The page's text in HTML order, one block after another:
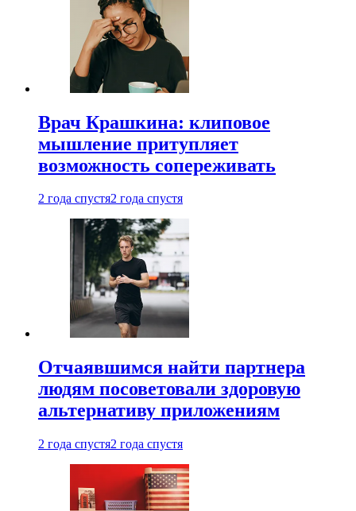
Врач Крашкина: клиповое
мышление притупляет
возможность сопереживать
2 года спустя2 года спустя
Отчаявшимся найти партнера
людям посоветовали здоровую
альтернативу приложениям
2 года спустя2 года спустя